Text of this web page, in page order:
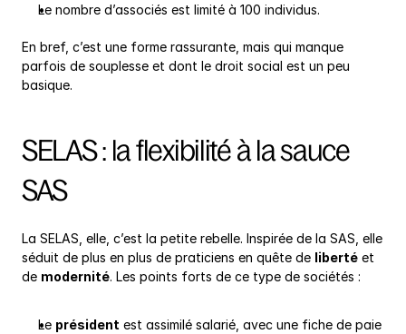
Le nombre d’associés est limité à 100 individus.
En bref, c’est une forme rassurante, mais qui manque
parfois de souplesse et dont le droit social est un peu
basique.
SELAS : la flexibilité à la sauce
SAS
La SELAS, elle, c’est la petite rebelle. Inspirée de la SAS, elle
séduit de plus en plus de praticiens en quête de liberté et
de modernité. Les points forts de ce type de sociétés :
Le président est assimilé salarié, avec une fiche de paie